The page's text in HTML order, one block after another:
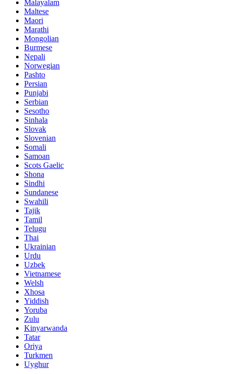
Malayalam
Maltese
Maori
Marathi
Mongolian
Burmese
Nepali
Norwegian
Pashto
Persian
Punjabi
Serbian
Sesotho
Sinhala
Slovak
Slovenian
Somali
Samoan
Scots Gaelic
Shona
Sindhi
Sundanese
Swahili
Tajik
Tamil
Telugu
Thai
Ukrainian
Urdu
Uzbek
Vietnamese
Welsh
Xhosa
Yiddish
Yoruba
Zulu
Kinyarwanda
Tatar
Oriya
Turkmen
Uyghur